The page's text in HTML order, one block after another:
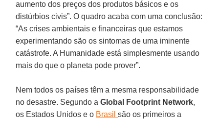
aumento dos preços dos produtos básicos e os
distúrbios civis”. O quadro acaba com uma conclusão:
“As crises ambientais e financeiras que estamos
experimentando são os sintomas de uma iminente
catástrofe. A Humanidade está simplesmente usando
mais do que o planeta pode prover”.
Nem todos os países têm a mesma responsabilidade
no desastre. Segundo aGlobal Footprint Network,
os Estados Unidos e o Brasilsão os primeiros a